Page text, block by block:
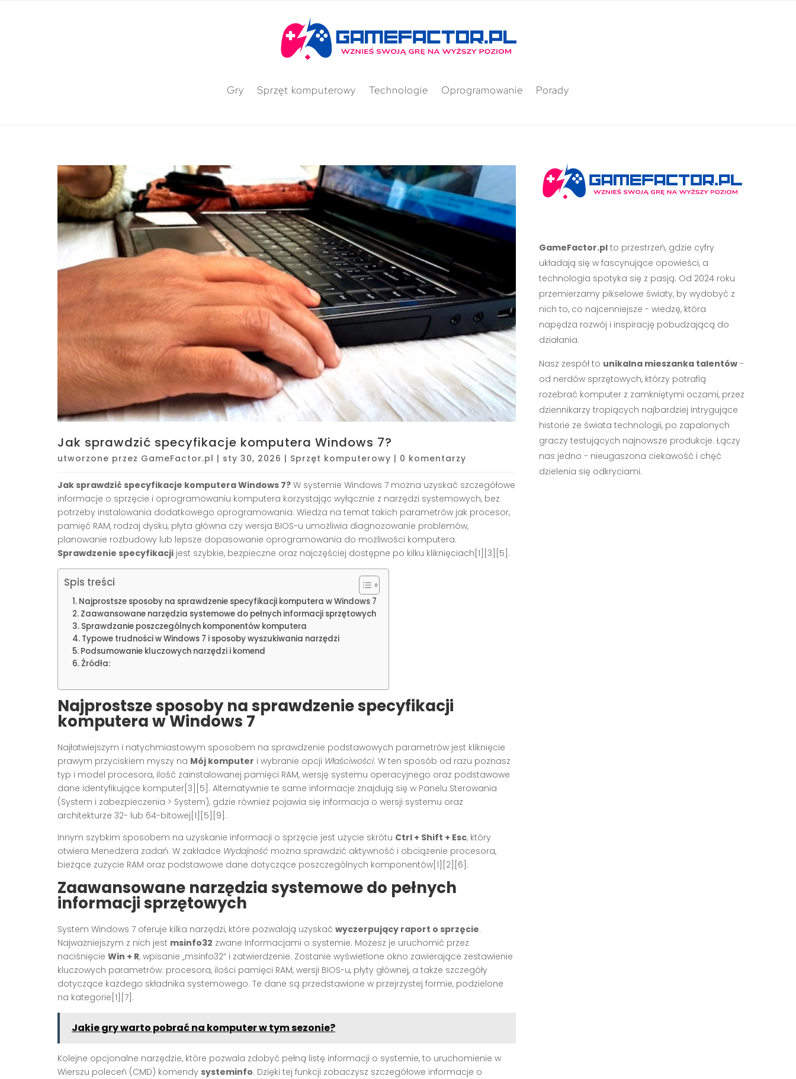
Gry Sprzęt komputerowy Technologie Oprogramowanie Porady
Jak sprawdzić specyfikacje komputera Windows 7?
utworzone przez GameFactor.pl | sty 30, 2026 | Sprzęt komputerowy | 0 komentarzy
Jak sprawdzić specyfikacje komputera Windows 7? W systemie Windows 7 można uzyskać szczegółowe
informacje o sprzęcie i oprogramowaniu komputera korzystając wyłącznie z narzędzi systemowych, bez
potrzeby instalowania dodatkowego oprogramowania. Wiedza na temat takich parametrów jak procesor,
pamięć RAM, rodzaj dysku, płyta główna czy wersja BIOS-u umożliwia diagnozowanie problemów,
planowanie rozbudowy lub lepsze dopasowanie oprogramowania do możliwości komputera.
Sprawdzenie specyfikacji jest szybkie, bezpieczne oraz najczęściej dostępne po kilku kliknięciach[1][3][5].
Spis treści
Najprostsze sposoby na sprawdzenie specyfikacji komputera w Windows 7
Zaawansowane narzędzia systemowe do pełnych informacji sprzętowych
Sprawdzanie poszczególnych komponentów komputera
Typowe trudności w Windows 7 i sposoby wyszukiwania narzędzi
Podsumowanie kluczowych narzędzi i komend
Źródła:
Najprostsze sposoby na sprawdzenie specyfikacji
komputera w Windows 7
Najłatwiejszym i natychmiastowym sposobem na sprawdzenie podstawowych parametrów jest kliknięcie
prawym przyciskiem myszy na Mój komputer i wybranie opcji Właściwości. W ten sposób od razu poznasz
typ i model procesora, ilość zainstalowanej pamięci RAM, wersję systemu operacyjnego oraz podstawowe
dane identyfikujące komputer[3][5]. Alternatywnie te same informacje znajdują się w Panelu Sterowania
(System i zabezpieczenia > System), gdzie również pojawia się informacja o wersji systemu oraz
architekturze 32- lub 64-bitowej[1][5][9].
Innym szybkim sposobem na uzyskanie informacji o sprzęcie jest użycie skrótu Ctrl + Shift + Esc, który
otwiera Menedżera zadań. W zakładce Wydajność można sprawdzić aktywność i obciążenie procesora,
bieżące zużycie RAM oraz podstawowe dane dotyczące poszczególnych komponentów[1][2][6].
Zaawansowane narzędzia systemowe do pełnych
informacji sprzętowych
System Windows 7 oferuje kilka narzędzi, które pozwalają uzyskać wyczerpujący raport o sprzęcie.
Najważniejszym z nich jest msinfo32 zwane Informacjami o systemie. Możesz je uruchomić przez
naciśnięcie Win + R, wpisanie „msinfo32” i zatwierdzenie. Zostanie wyświetlone okno zawierające zestawienie
kluczowych parametrów: procesora, ilości pamięci RAM, wersji BIOS-u, płyty głównej, a także szczegóły
dotyczące każdego składnika systemowego. Te dane są przedstawione w przejrzystej formie, podzielone
na kategorie[1][7].
Jakie gry warto pobrać na komputer w tym sezonie?
Kolejne opcjonalne narzędzie, które pozwala zdobyć pełną listę informacji o systemie, to uruchomienie w
Wierszu poleceń (CMD) komendy systeminfo. Dzięki tej funkcji zobaczysz szczegółowe informacje o
GameFactor.plto przestrzeń, gdzie cyfry
układają się w fascynujące opowieści, a
technologia spotyka się z pasją. Od 2024 roku
przemierzamy pikselowe światy, by wydobyć z
nich to, co najcenniejsze - wiedzę, która
napędza rozwój i inspirację pobudzającą do
działania.
Nasz zespół to unikalna mieszanka talentów-
od nerdów sprzętowych, którzy potrafią
rozebrać komputer z zamkniętymi oczami, przez
dziennikarzy tropiących najbardziej intrygujące
historie ze świata technologii, po zapalonych
graczy testujących najnowsze produkcje. Łączy
nas jedno - nieugaszona ciekawość i chęć
dzielenia się odkryciami.